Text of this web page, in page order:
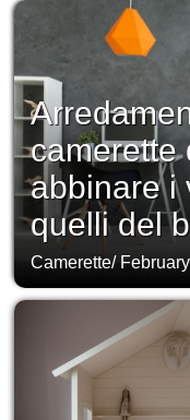
camerette
abbinare i
quelli del
Camerette/